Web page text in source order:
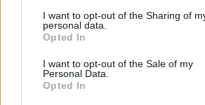
I want to opt-out of the Sharing of
personal data.
Opted In
I want to opt-out of the Sale of my
Personal Data.
Opted In
jovens ao mundo do